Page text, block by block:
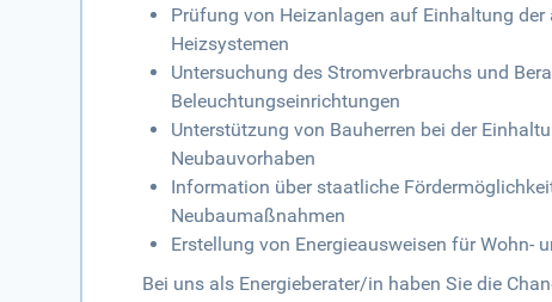
Prüfung von Heizanlagen auf Einhaltung
Heizsystemen
Untersuchung des Stromverbrauchs und
Beleuchtungseinrichtungen
Unterstützung von Bauherren bei der
Neubauvorhaben
Information über staatliche
Neubaumaßnahmen
Erstellung von Energieausweisen für Wohn-
Bei uns als Energieberater/in haben Sie die